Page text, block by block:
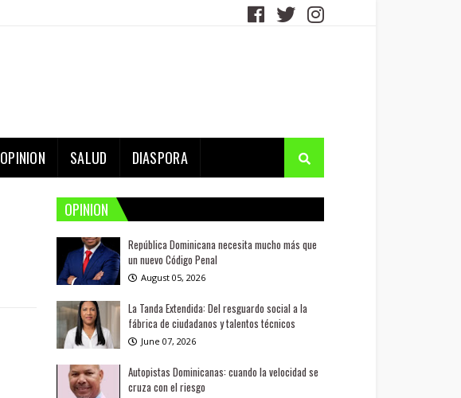
OPINION SALUD DIASPORA
OPINION
República Dominicana necesita mucho más que
un nuevo Código Penal
August 05, 2026
La Tanda Extendida: Del resguardo social a la
fábrica de ciudadanos y talentos técnicos
June 07, 2026
Autopistas Dominicanas: cuando la velocidad se
cruza con el riesgo